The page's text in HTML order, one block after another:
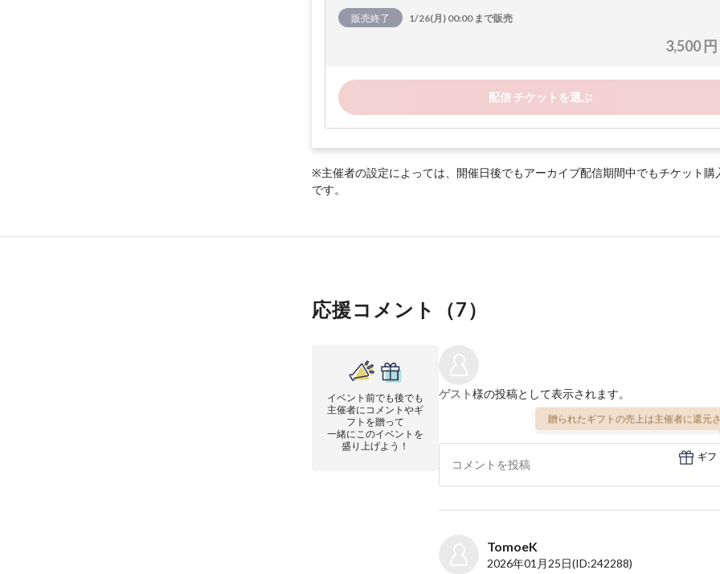
販売終了 1/26(月) 00:00 まで販売
3,500 円
配信 チケットを選ぶ
※主催者の設定によっては、開催日後でもアーカイブ配信期間中でもチケット購
です。
応援コメント（7）
イベント前でも後でも
主催者にコメントやギ
フトを贈って
一緒にこのイベントを
盛り上げよう！
ゲスト様の投稿として表示されます。
贈られたギフトの売上は主催者に還元
ギフ
TomoeK
2026年01月25日(ID:242288)